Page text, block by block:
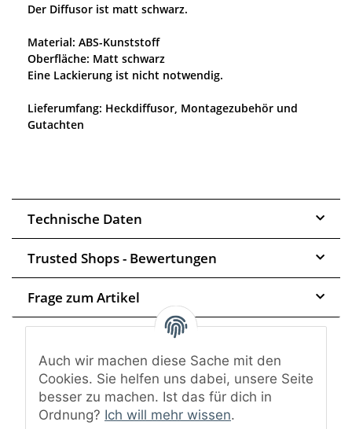
Der Diffusor ist matt schwarz.
Material: ABS-Kunststoff
Oberfläche: Matt schwarz
Eine Lackierung ist nicht notwendig.
Lieferumfang: Heckdiffusor, Montagezubehör und
Gutachten
Technische Daten
Trusted Shops - Bewertungen
Frage zum Artikel
Auch wir machen diese Sache mit den
Cookies. Sie helfen uns dabei, unsere Seite
besser zu machen. Ist das für dich in
Ordnung? Ich will mehr wissen.